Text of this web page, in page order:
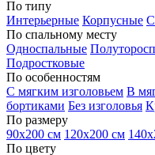
По типу
Интерьерные Корпусные
По спальному месту
Односпальные
Подростковые
По особенностям
С мягким изголовьем В
бортиками Без изголовья
По размеру
90х200 см 120х200 см
По цвету